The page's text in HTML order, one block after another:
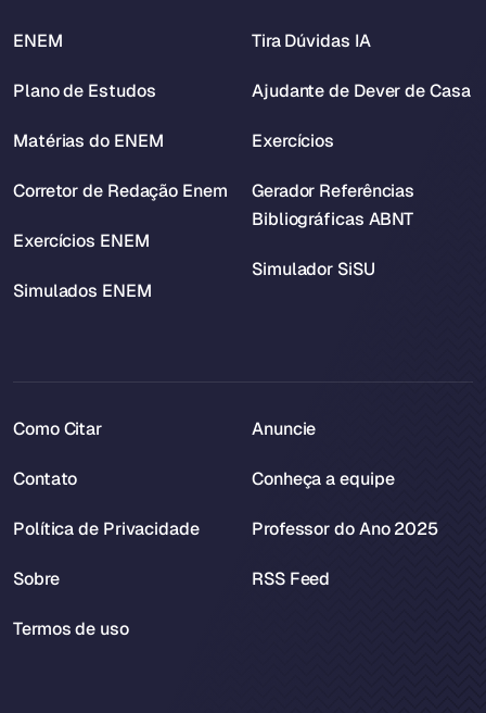
ENEM
Plano de Estudos
Matérias do ENEM
Corretor de Redação Enem
Exercícios ENEM
Simulados ENEM
Tira Dúvidas IA
Ajudante de Dever de Casa
Exercícios
Gerador Referências
Bibliográficas ABNT
Simulador SiSU
Como Citar
Contato
Política de Privacidade
Sobre
Termos de uso
Anuncie
Conheça a equipe
Professor do Ano 2025
RSS Feed